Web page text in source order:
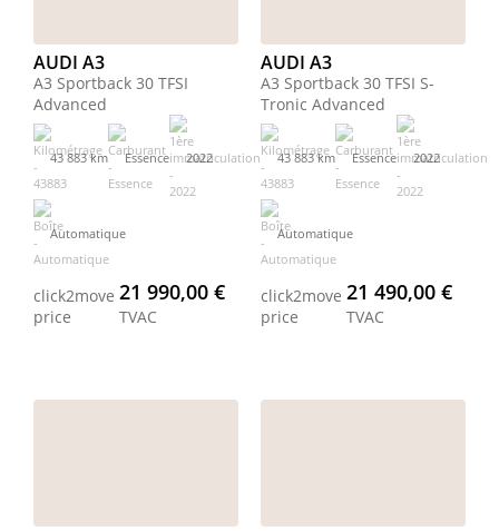
AUDI A3
A3 Sportback 30 TFSI
Advanced
43 883 km Essence 2022
Automatique
click2move
price
21 990,00 €
TVAC
AUDI A3
A3 Sportback 30 TFSI S-
Tronic Advanced
43 883 km Essence 2022
Automatique
click2move
price
21 490,00 €
TVAC